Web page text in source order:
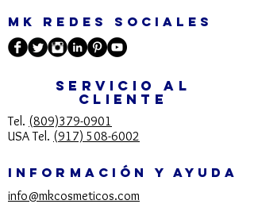
seguido como necesite.
MK REDES SOCIALES
SERVICIO AL
CLIENTE
Tel. (809)379-0901
USA Tel. (917) 508-6002
INFORMACIÓN Y AYUDA
info@mkcosmeticos.com